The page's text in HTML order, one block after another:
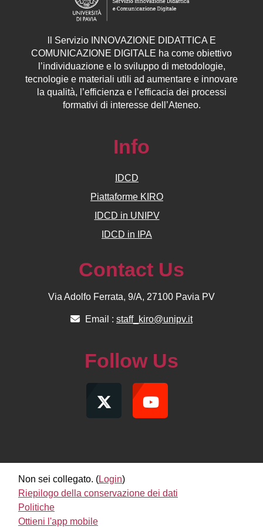
Servizio INNOVAZIONE DIDATTICA E
COMUNICAZIONE DIGITALE ha come obiettivo
l’individuazione e lo sviluppo di metodologie,
tecnologie e materiali utili ad aumentare e innovare
la qualità, l’efficienza e l’efficacia dei processi
formativi di interesse dell’Ateneo.
Info
IDCD
Piattaforme KIRO
IDCD in UNIPV
IDCD in IPA
Contact Us
Via Adolfo Ferrata, 9/A, 27100 Pavia PV
Email : staff_kiro@unipv.it
Follow Us
Non sei collegato. (Login)
Riepilogo della conservazione dei dati
Politiche
Ottieni l'app mobile